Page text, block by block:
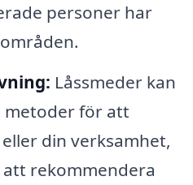
personer har
Låssmeder kan
metoder för att
din verksamhet,
rekommendera